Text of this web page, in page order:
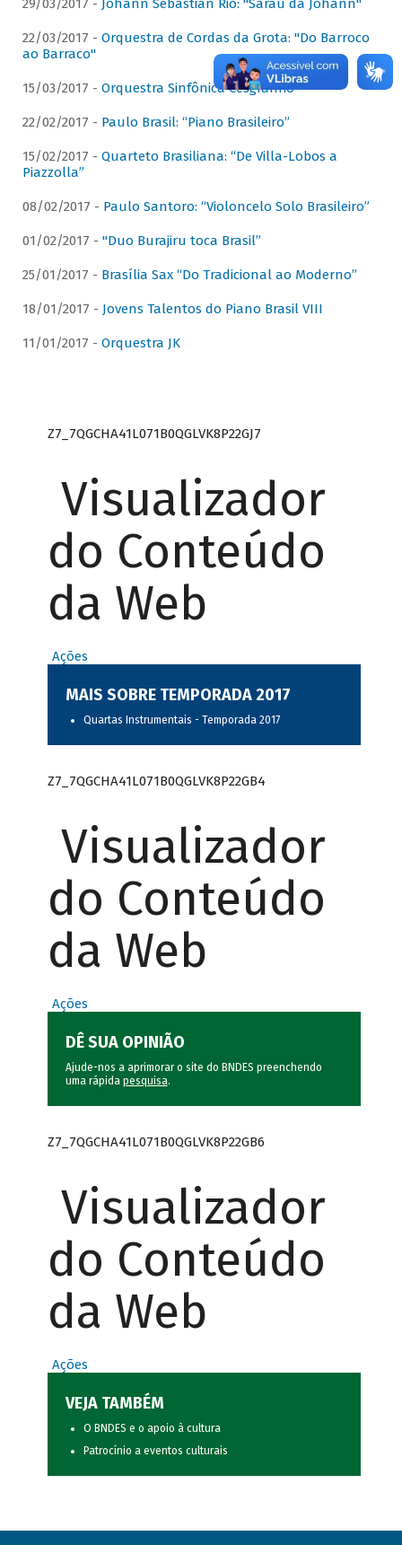
29/03/2017 - Johann Sebastian Rio: "Sarau da Johann"
22/03/2017 - Orquestra de Cordas da Grota: "Do Barroco
ao Barraco"
15/03/2017 - Orquestra Sinfônica Cesgranrio
22/02/2017 - Paulo Brasil: “Piano Brasileiro”
15/02/2017 - Quarteto Brasiliana: “De Villa-Lobos a
Piazzolla”
08/02/2017 - Paulo Santoro: “Violoncelo Solo Brasileiro”
01/02/2017 - "Duo Burajiru toca Brasil”
25/01/2017 - Brasília Sax “Do Tradicional ao Moderno”
18/01/2017 - Jovens Talentos do Piano Brasil VIII
11/01/2017 - Orquestra JK
Z7_7QGCHA41L071B0QGLVK8P22GJ7
Visualizador
do Conteúdo
da Web
Ações
MAIS SOBRE TEMPORADA 2017
Quartas Instrumentais - Temporada 2017
Z7_7QGCHA41L071B0QGLVK8P22GB4
Visualizador
do Conteúdo
da Web
Ações
DÊ SUA OPINIÃO
Ajude-nos a aprimorar o site do BNDES preenchendo
uma rápida pesquisa.
Z7_7QGCHA41L071B0QGLVK8P22GB6
Visualizador
do Conteúdo
da Web
Ações
VEJA TAMBÉM
O BNDES e o apoio à cultura
Patrocínio a eventos culturais